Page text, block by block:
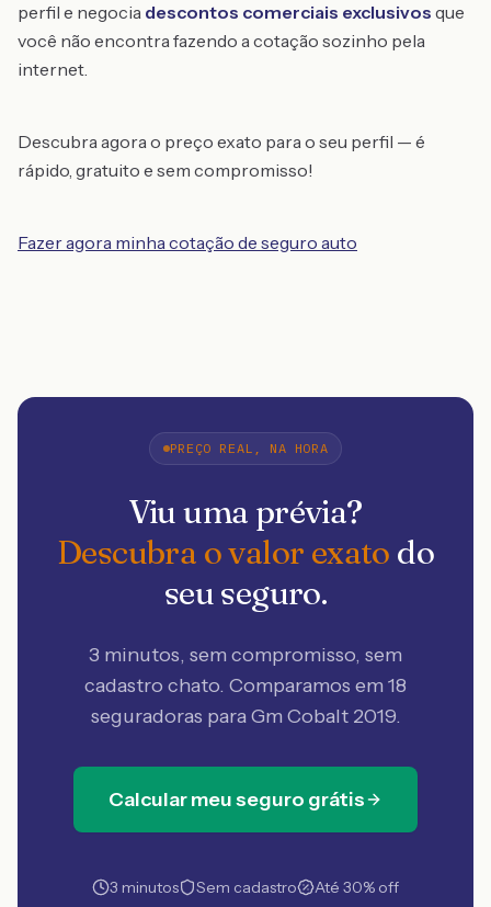
perfil e negocia descontos comerciais exclusivos que
você não encontra fazendo a cotação sozinho pela
internet.
Descubra agora o preço exato para o seu perfil — é
rápido, gratuito e sem compromisso!
Fazer agora minha cotação de seguro auto
PREÇO REAL, NA HORA
Viu uma prévia?
Descubra o valor exato do
seu seguro.
3 minutos, sem compromisso, sem
cadastro chato. Comparamos em 18
seguradoras para Gm Cobalt 2019.
Calcular meu seguro grátis
3 minutos Sem cadastro Até 30% off